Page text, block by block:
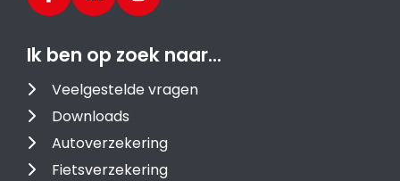
Ik ben op zoek naar…
Veelgestelde vragen
Downloads
Autoverzekering
Fietsverzekering